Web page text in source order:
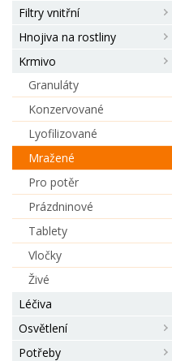
Filtry vnitřní
Hnojiva na rostliny
Krmivo
Granuláty
Konzervované
Lyofilizované
Mražené
Pro potěr
Prázdninové
Tablety
Vločky
Živé
Léčiva
Osvětlení
Potřeby